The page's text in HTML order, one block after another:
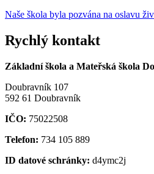
Naše škola byla pozvána na oslavu
Rychlý kontakt
Základní škola a Mateřská škola
Doubravník 107
592 61 Doubravník
IČO: 75022508
Telefon: 734 105 889
ID datové schránky: d4ymc2j